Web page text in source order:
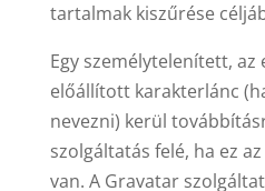
tartalmak kiszűrése
Egy személytelenített, az
előállított karakterlánc
nevezni) kerül
szolgáltatás felé, ha ez
van. A Gravatar